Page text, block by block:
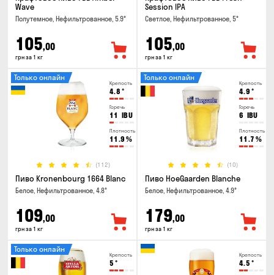
Wave
Полутемное, Нефильтрованное, 5.9°
105,00
грн за 1 кг
Session IPA
Светлое, Нефильтрованное, 5°
105,00
грн за 1 кг
Крепость
4.8 °
Горечь
11 IBU
Плотность
11.9 %
(112)
Только онлайн
Пиво Kronenbourg 1664 Blanc
Белое, Нефильтрованное, 4.8°
109,00
грн за 1 кг
Крепость
4.9 °
Горечь
6 IBU
Плотность
11.7 %
(10)
Только онлайн
Пиво HoeGaarden Blanche
Белое, Нефильтрованное, 4.9°
179,00
грн за 1 кг
Крепость
5 °
Только онлайн
Крепость
4.5 °